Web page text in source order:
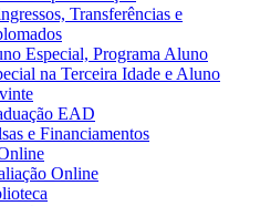
Transferências e
Especial, Programa Aluno
na Terceira Idade e Aluno
EAD
e Financiamentos
Online